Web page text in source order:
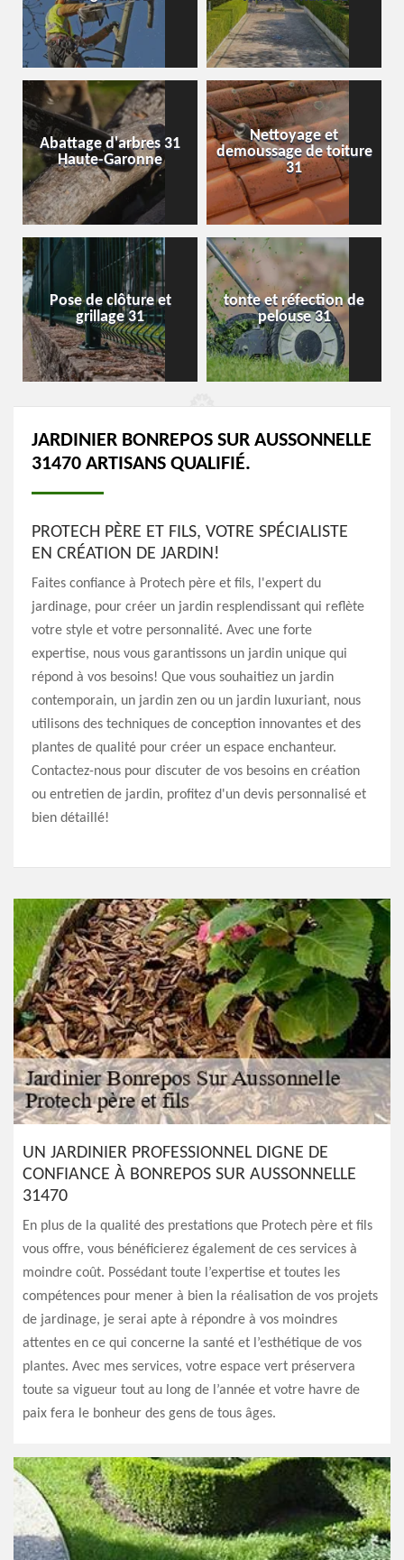
Abattage d'arbres 31
Haute-Garonne
Nettoyage et
demoussage de toiture
31
Pose de clôture et
grillage 31
tonte et réfection de
pelouse 31
JARDINIER BONREPOS SUR AUSSONNELLE
31470 ARTISANS QUALIFIÉ.
PROTECH PÈRE ET FILS, VOTRE SPÉCIALISTE
EN CRÉATION DE JARDIN!
Faites confiance à Protech père et fils, l'expert du
jardinage, pour créer un jardin resplendissant qui reflète
votre style et votre personnalité. Avec une forte
expertise, nous vous garantissons un jardin unique qui
répond à vos besoins! Que vous souhaitiez un jardin
contemporain, un jardin zen ou un jardin luxuriant, nous
utilisons des techniques de conception innovantes et des
plantes de qualité pour créer un espace enchanteur.
Contactez-nous pour discuter de vos besoins en création
ou entretien de jardin, profitez d'un devis personnalisé et
bien détaillé!
UN JARDINIER PROFESSIONNEL DIGNE DE
CONFIANCE À BONREPOS SUR AUSSONNELLE
31470
En plus de la qualité des prestations que Protech père et fils
vous offre, vous bénéficierez également de ces services à
moindre coût. Possédant toute l’expertise et toutes les
compétences pour mener à bien la réalisation de vos projets
de jardinage, je serai apte à répondre à vos moindres
attentes en ce qui concerne la santé et l’esthétique de vos
plantes. Avec mes services, votre espace vert préservera
toute sa vigueur tout au long de l’année et votre havre de
paix fera le bonheur des gens de tous âges.